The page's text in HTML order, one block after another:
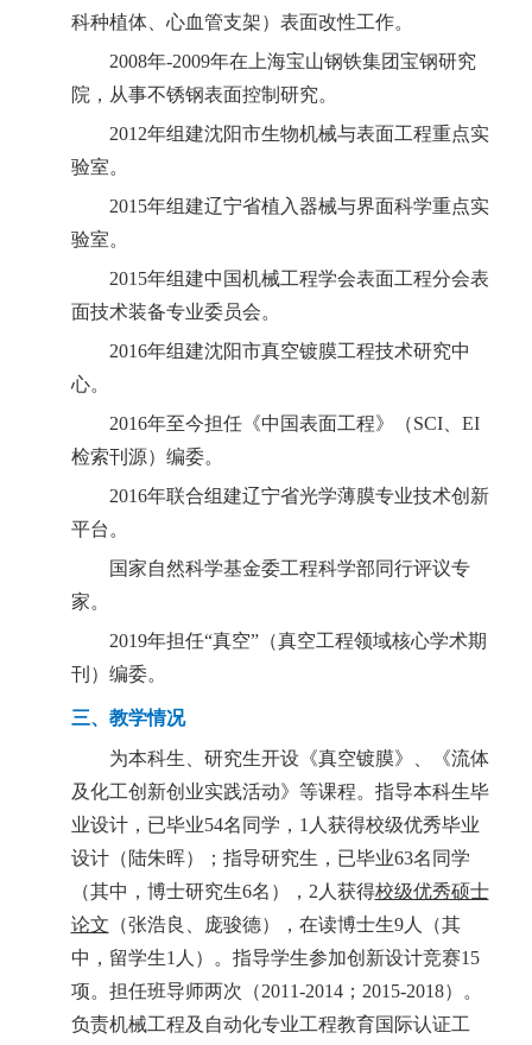
科种植体、心血管支架）表面改性工作。
2008年-2009年在上海宝山钢铁集团宝钢研究
院，从事不锈钢表面控制研究。
2012年组建沈阳市生物机械与表面工程重点实
验室。
2015年组建辽宁省植入器械与界面科学重点实
验室。
2015年组建中国机械工程学会表面工程分会表
面技术装备专业委员会。
2016年组建沈阳市真空镀膜工程技术研究中
心。
2016年至今担任《中国表面工程》（SCI、 EI
检索刊源）编委。
2016年联合组建辽宁省光学薄膜专业技术创新
平台。
国家自然科学基金委工程科学部同行评议专
家。
2019年担任“真空”（真空工程领域核心学术期
刊）编委。
三、 教学情况
为本科生、研究生开设《真空镀膜》、《流体
及化工创新创业实践活动》等课程。指导本科生毕
业设计，已毕业54名同学，1人获得校级优秀毕业
设计（陆朱晖）；指导研究生，已毕业63名同学
（其中，博士研究生6名），2人获得校级优秀硕士
论文 （张浩良、庞骏德），在读博士生9人（其
中，留学生1人）。指导学生参加创新设计竞赛15
项。担任班导师两次（2011-2014；2015-2018）。
负责机械工程及自动化专业工程教育国际认证工